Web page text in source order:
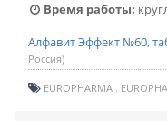
Время работы:
Алфавит Эффект №60,
Россия)
EUROPHARMA